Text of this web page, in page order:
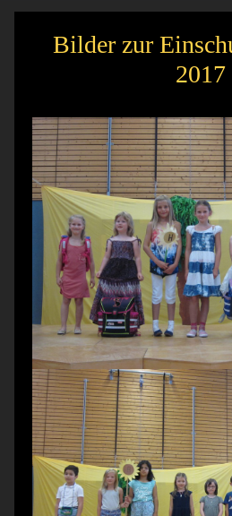
Bilder zur
2017